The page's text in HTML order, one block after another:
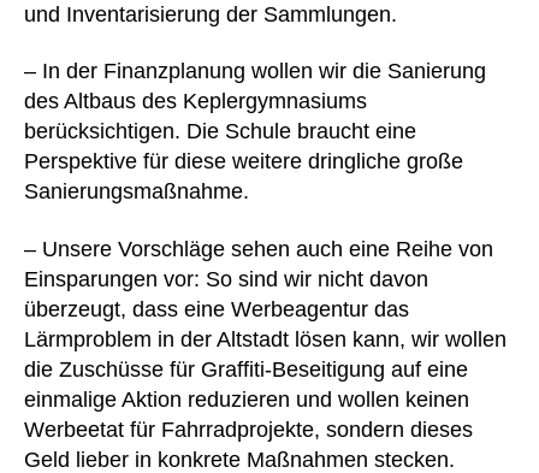
und Inventarisierung der Sammlungen.
– In der Finanzplanung wollen wir die Sanierung
des Altbaus des Keplergymnasiums
berücksichtigen. Die Schule braucht eine
Perspektive für diese weitere dringliche große
Sanierungsmaßnahme.
– Unsere Vorschläge sehen auch eine Reihe von
Einsparungen vor: So sind wir nicht davon
überzeugt, dass eine Werbeagentur das
Lärmproblem in der Altstadt lösen kann, wir wollen
die Zuschüsse für Graffiti-Beseitigung auf eine
einmalige Aktion reduzieren und wollen keinen
Werbeetat für Fahrradprojekte, sondern dieses
Geld lieber in konkrete Maßnahmen stecken.